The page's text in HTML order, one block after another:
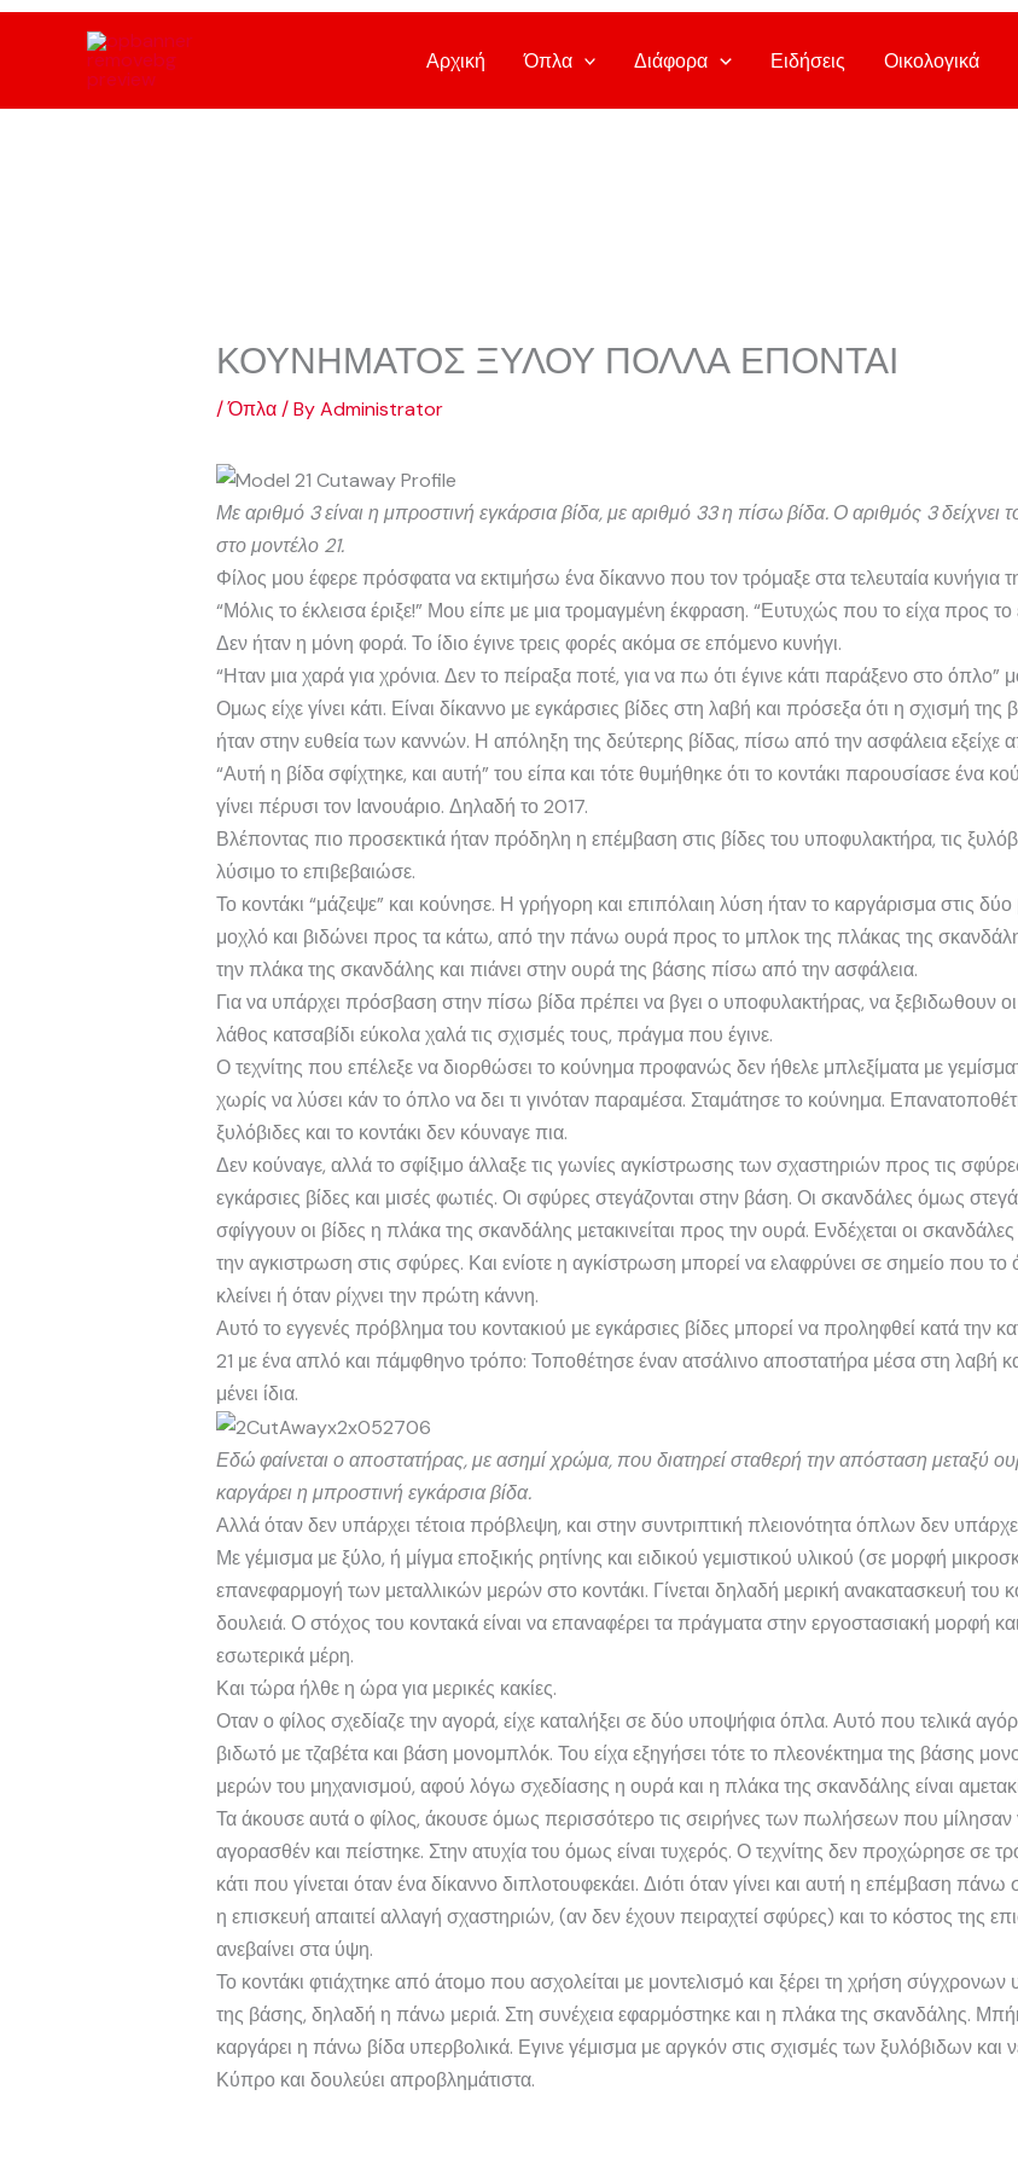
Αρχική Όπλα Διάφορα Ειδήσεις Οικολογικά
ΚΟΥΝΗΜΑΤΟΣ ΞΥΛΟΥ ΠΟΛΛΑ ΕΠΟΝΤΑΙ
/Όπλα/ ByAdministrator
Με αριθμό 3 είναι η μπροστινή εγκάρσια βίδα, με αριθμό 33 η πίσω βίδα. Ο αριθμός 3
στο μοντέλο 21.
Φίλος μου έφερε πρόσφατα να εκτιμήσω ένα δίκαννο που τον τρόμαξε στα τελευταία κυνήγια
“Μόλις το έκλεισα έριξε!” Μου είπε με μια τρομαγμένη έκφραση. “Ευτυχώς που το είχα προς το
Δεν ήταν η μόνη φορά. Το ίδιο έγινε τρεις φορές ακόμα σε επόμενο κυνήγι.
“Ηταν μια χαρά για χρόνια. Δεν το πείραξα ποτέ, για να πω ότι έγινε κάτι παράξενο στο
Ομως είχε γίνει κάτι. Είναι δίκαννο με εγκάρσιες βίδες στη λαβή και πρόσεξα ότι η σχισμή
ήταν στην ευθεία των καννών. Η απόληξη της δεύτερης βίδας, πίσω από την ασφάλεια εξείχε
“Αυτή η βίδα σφίχτηκε, και αυτή” του είπα και τότε θυμήθηκε ότι το κοντάκι παρουσίασε ένα
γίνει πέρυσι τον Ιανουάριο. Δηλαδή το 2017.
Βλέποντας πιο προσεκτικά ήταν πρόδηλη η επέμβαση στις βίδες του υποφυλακτήρα, τις
λύσιμο το επιβεβαιώσε.
Το κοντάκι “μάζεψε” και κούνησε. Η γρήγορη και επιπόλαιη λύση ήταν το καργάρισμα στις
μοχλό και βιδώνει προς τα κάτω, από την πάνω ουρά προς το μπλοκ της πλάκας της
την πλάκα της σκανδάλης και πιάνει στην ουρά της βάσης πίσω από την ασφάλεια.
Για να υπάρχει πρόσβαση στην πίσω βίδα πρέπει να βγει ο υποφυλακτήρας, να ξεβιδωθουν οι
λάθος κατσαβίδι εύκολα χαλά τις σχισμές τους, πράγμα που έγινε.
Ο τεχνίτης που επέλεξε να διορθώσει το κούνημα προφανώς δεν ήθελε μπλεξίματα με
χωρίς να λύσει κάν το όπλο να δει τι γινόταν παραμέσα. Σταμάτησε το κούνημα.
ξυλόβιδες και το κοντάκι δεν κόυναγε πια.
Δεν κούναγε, αλλά το σφίξιμο άλλαξε τις γωνίες αγκίστρωσης των σχαστηριών προς τις
εγκάρσιες βίδες και μισές φωτιές. Οι σφύρες στεγάζονται στην βάση. Οι σκανδάλες όμως
σφίγγουν οι βίδες η πλάκα της σκανδάλης μετακινείται προς την ουρά. Ενδέχεται οι
την αγκιστρωση στις σφύρες. Και ενίοτε η αγκίστρωση μπορεί να ελαφρύνει σε σημείο που το
κλείνει ή όταν ρίχνει την πρώτη κάννη.
Αυτό το εγγενές πρόβλημα του κοντακιού με εγκάρσιες βίδες μπορεί να προληφθεί κατά την
21 με ένα απλό και πάμφθηνο τρόπο: Τοποθέτησε έναν ατσάλινο αποστατήρα μέσα στη λαβή
μένει ίδια.
Εδώ φαίνεται ο αποστατήρας, με ασημί χρώμα, που διατηρεί σταθερή την απόσταση μεταξύ
καργάρει η μπροστινή εγκάρσια βίδα.
Αλλά όταν δεν υπάρχει τέτοια πρόβλεψη, και στην συντριπτική πλειονότητα όπλων δεν
Με γέμισμα με ξύλο, ή μίγμα εποξικής ρητίνης και ειδικού γεμιστικού υλικού (σε μορφή
επανεφαρμογή των μεταλλικών μερών στο κοντάκι. Γίνεται δηλαδή μερική ανακατασκευή του
δουλειά. Ο στόχος του κοντακά είναι να επαναφέρει τα πράγματα στην εργοστασιακή μορφή
εσωτερικά μέρη.
Και τώρα ήλθε η ώρα για μερικές κακίες.
Οταν ο φίλος σχεδίαζε την αγορά, είχε καταλήξει σε δύο υποψήφια όπλα. Αυτό που τελικά
βιδωτό με τζαβέτα και βάση μονομπλόκ. Του είχα εξηγήσει τότε το πλεονέκτημα της βάσης
μερών του μηχανισμού, αφού λόγω σχεδίασης η ουρά και η πλάκα της σκανδάλης είναι
Τα άκουσε αυτά ο φίλος, άκουσε όμως περισσότερο τις σειρήνες των πωλήσεων που μίλησαν
αγορασθέν και πείστηκε. Στην ατυχία του όμως είναι τυχερός. Ο τεχνίτης δεν προχώρησε
κάτι που γίνεται όταν ένα δίκαννο διπλοτουφεκάει. Διότι όταν γίνει και αυτή η επέμβαση
η επισκευή απαιτεί αλλαγή σχαστηριών, (αν δεν έχουν πειραχτεί σφύρες) και το κόστος της
ανεβαίνει στα ύψη.
Το κοντάκι φτιάχτηκε από άτομο που ασχολείται με μοντελισμό και ξέρει τη χρήση
της βάσης, δηλαδή η πάνω μεριά. Στη συνέχεια εφαρμόστηκε και η πλάκα της σκανδάλης.
καργάρει η πάνω βίδα υπερβολικά. Εγινε γέμισμα με αργκόν στις σχισμές των ξυλόβιδων
Κύπρο και δουλεύει απροβλημάτιστα.